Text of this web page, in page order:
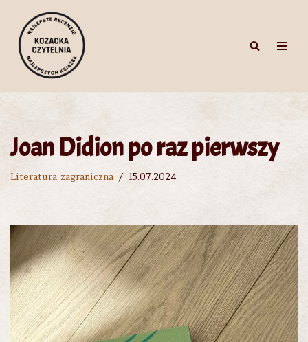
Przejdź
do
treści
Joan Didion po raz pierwszy
Literatura zagraniczna 15.07.2024